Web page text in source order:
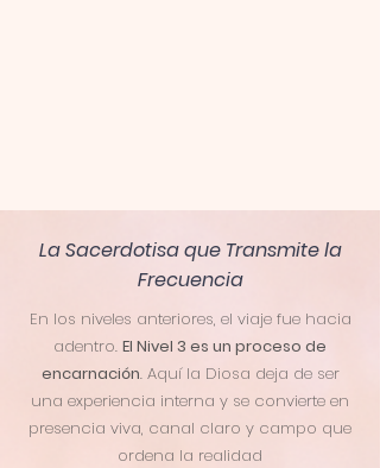
La Sacerdotisa que Transmite la
Frecuencia
En los niveles anteriores, el viaje fue hacia
adentro. El Nivel 3 es un proceso de
encarnación. Aquí la Diosa deja de ser
una experiencia interna y se convierte en
presencia viva, canal claro y campo que
ordena la realidad